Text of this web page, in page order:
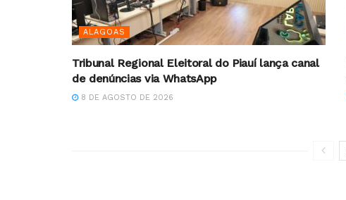
ALAGOAS
Tribunal Regional Eleitoral do Piauí lança canal
de denúncias via WhatsApp
8 DE AGOSTO DE 2026